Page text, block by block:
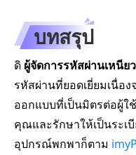
บทสรุป
ดิ ผู้จัดการรหัสผ่านเหนียว
รหัสผ่านที่ยอดเยี่ยมเนื่อ
ออกแบบที่เป็นมิตรต่อผู้ใ
คุณและรักษาให้เป็นระเ
อุปกรณ์พกพาก็ตาม